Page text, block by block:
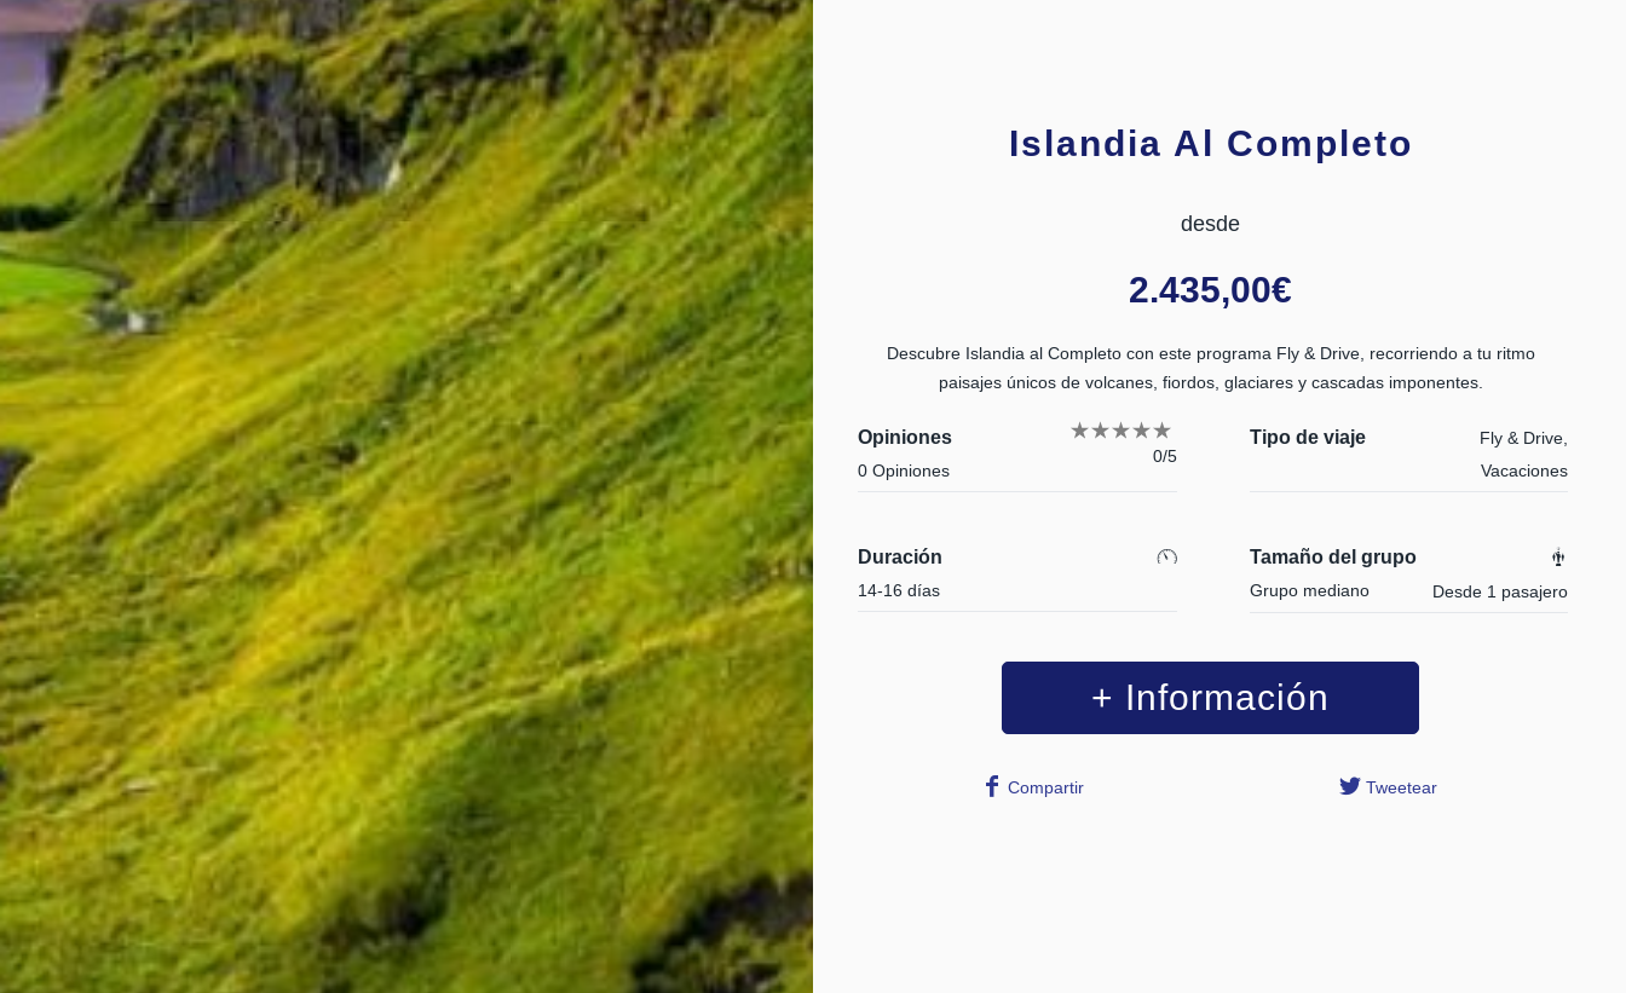
Islandia Al Completo
desde
2.435,00€
Descubre Islandia al Completo con este programa Fly & Drive, recorriendo a tu ritmo
paisajes únicos de volcanes, fiordos, glaciares y cascadas imponentes.
Opiniones
0 Opiniones
0/5
Tipo de viaje
Fly & Drive,
Vacaciones
Duración
14-16 días
Tamaño del grupo
Grupo mediano Desde 1 pasajero
+ Información
Compartir Tweetear